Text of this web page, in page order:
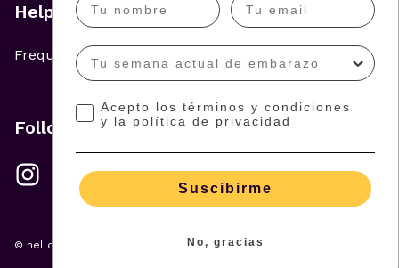
Help
Frequently Asked Questions
Follow us
© hellowish 2026 — All rights reserved
Acepto los términos y condiciones
y la política de privacidad
Suscibirme
No, gracias